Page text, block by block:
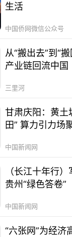
生活
中国侨网微信公众号
从“搬出去”到“
产业链回流中国
三里河
甘肃庆阳：黄土
田” 算力引力场
中国新闻网
（长江十年行
贵州“绿色答卷”
中国新闻网
“六张网”为经济